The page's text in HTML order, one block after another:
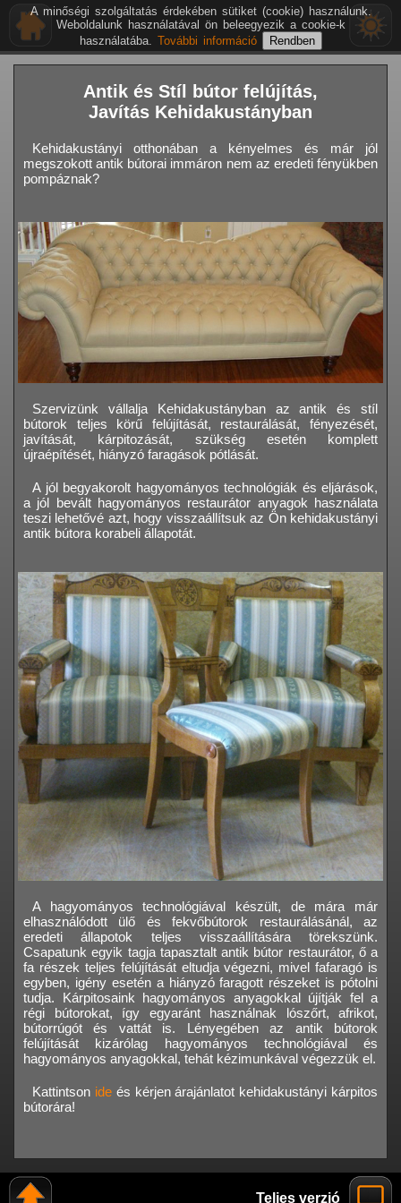
Antik és Stíl bútor felújítás,
Javítás Kehidakustányban
Kehidakustányi otthonában a kényelmes és már jól
megszokott antik bútorai immáron nem az eredeti fényükben
pompáznak?
Szervizünk vállalja Kehidakustányban az antik és stíl
bútorok teljes körű felújítását, restaurálását, fényezését,
javítását, kárpitozását, szükség esetén komplett
újraépítését, hiányzó faragások pótlását.
A jól begyakorolt hagyományos technológiák és eljárások,
a jól bevált hagyományos restaurátor anyagok használata
teszi lehetővé azt, hogy visszaállítsuk az Ön kehidakustányi
antik bútora korabeli állapotát.
A hagyományos technológiával készült, de mára már
elhasználódott ülő és fekvőbútorok restaurálásánál, az
eredeti állapotok teljes visszaállítására törekszünk.
Csapatunk egyik tagja tapasztalt antik bútor restaurátor, ő a
fa részek teljes felújítását eltudja végezni, mivel fafaragó is
egyben, igény esetén a hiányzó faragott részeket is pótolni
tudja. Kárpitosaink hagyományos anyagokkal újítják fel a
régi bútorokat, így egyaránt használnak lószőrt, afrikot,
bútorrúgót és vattát is. Lényegében az antik bútorok
felújítását kizárólag hagyományos technológiával és
hagyományos anyagokkal, tehát kézimunkával végezzük el.
Kattintson ideés kérjen árajánlatot kehidakustányi kárpitos
bútorára!
Teljes verzió
A minőségi szolgáltatás érdekében sütiket (cookie) használunk.
Weboldalunk használatával ön beleegyezik a cookie-k
használatába. További információ